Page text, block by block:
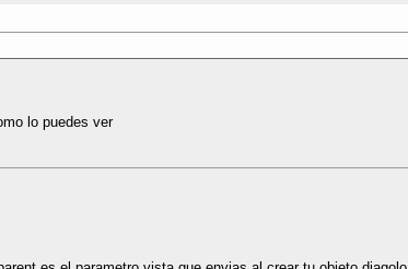
lo puedes ver